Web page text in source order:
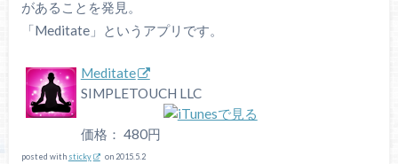
があることを発見。
「Meditate」というアプリです。
Meditate
SIMPLETOUCH LLC
価格： 480円
posted with sticky on 2015.5.2